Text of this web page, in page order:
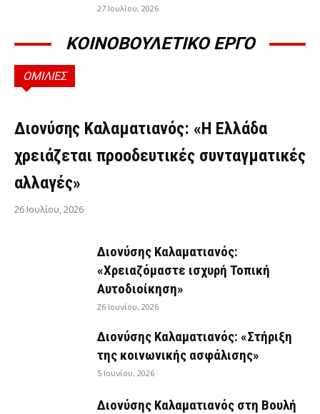
27 Ιουλίου, 2026
ΚΟΙΝΟΒΟΥΛΕΤΙΚΟ ΕΡΓΟ
ΟΜΙΛΙΕΣ
ΟΜΙΛΊΕΣ
Διονύσης Καλαματιανός: «Η Ελλάδα
χρειάζεται προοδευτικές συνταγματικές
αλλαγές»
26 Ιουλίου, 2026
Διονύσης Καλαματιανός:
«Χρειαζόμαστε ισχυρή Τοπική
Αυτοδιοίκηση»
26 Ιουνίου, 2026
Διονύσης Καλαματιανός: «Στήριξη
της κοινωνικής ασφάλισης»
5 Ιουνίου, 2026
Διονύσης Καλαματιανός στη Βουλή